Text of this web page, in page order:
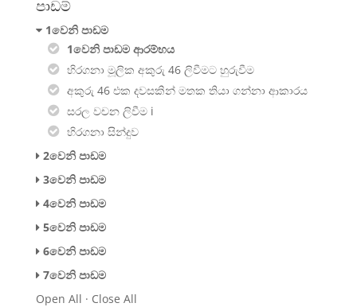
පාඩම්
1වෙනි පාඩම
1වෙනි පාඩම ආරම්භය​
හිරගනා මූලික අකුරු 46 ලිවීමට හුරුවීම
අකුරු 46 එක දවසකින් මතක තියා ගන්නා ආකාරය
සරල වචන ලිවීම i
හිරගනා සින්දුව
2වෙනි පාඩම
3වෙනි පාඩම
4වෙනි පාඩම
5වෙනි පාඩම
6වෙනි පාඩම
7වෙනි පාඩම
Open All · Close All